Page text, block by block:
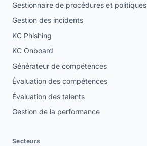
Gestionnaire de procédures et politiques
Gestion des incidents
KC Phishing
KC Onboard
Générateur de compétences
Évaluation des compétences
Évaluation des talents
Gestion de la performance
Secteurs